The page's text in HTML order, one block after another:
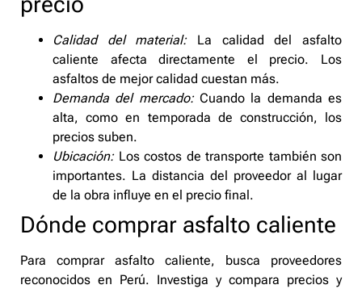
Calidad del material:La calidad del asfalto
caliente afecta directamente el precio. Los
asfaltos de mejor calidad cuestan más.
Demanda del mercado:Cuando la demanda es
alta, como en temporada de construcción, los
precios suben.
Ubicación:Los costos de transporte también son
importantes. La distancia del proveedor al lugar
de la obra influye en el precio final.
Dónde comprar asfalto caliente
Para comprar asfalto caliente, busca proveedores
reconocidos en Perú. Investiga y compara precios y